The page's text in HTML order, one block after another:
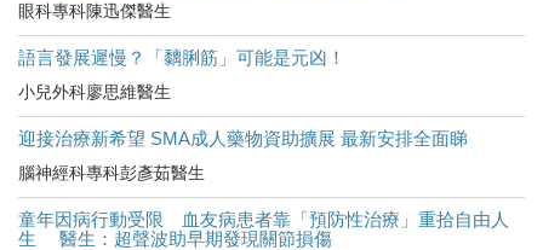
眼科專科陳迅傑醫生
語言發展遲慢？「黐脷筋」可能是元凶！
小兒外科廖思維醫生
迎接治療新希望 SMA成人藥物資助擴展 最新安排全面睇
腦神經科專科彭彥茹醫生
童年因病行動受限 血友病患者靠「預防性治療」重拾自由人
生 醫生：超聲波助早期發現關節損傷